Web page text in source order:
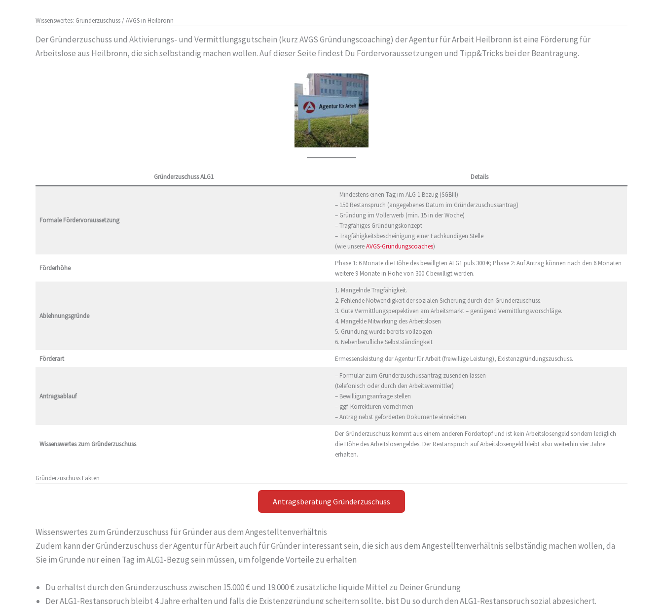
Wissenswertes: Gründerzuschuss / AVGS in Heilbronn
Der Gründerzuschuss und Aktivierungs- und Vermittlungsgutschein (kurz AVGS Gründungscoaching) der Agentur für Arbeit Heilbronn ist eine Förderung für
Arbeitslose aus Heilbronn, die sich selbständig machen wollen. Auf dieser Seite findest Du Fördervoraussetzungen und Tipp&Tricks bei der Beantragung.
Gründerzuschuss ALG1 Details
Formale Fördervoraussetzung
– Mindestens einen Tag im ALG 1 Bezug (SGBIII)
– 150 Restanspruch (angegebenes Datum im Gründerzuschussantrag)
– Gründung im Vollerwerb (min. 15 in der Woche)
– Tragfähiges Gründungskonzept
– Tragfähigkeitsbescheinigung einer Fachkundigen Stelle
(wie unsereAVGS-Gründungscoaches)
Förderhöhe
Phase 1: 6 Monate die Höhe des bewillgten ALG1 puls 300 €; Phase 2: Auf Antrag können nach den 6 Monaten
weitere 9 Monate in Höhe von 300 € bewilligt werden.
Ablehnungsgründe
1. Mangelnde Tragfähigkeit.
2. Fehlende Notwendigkeit der sozialen Sicherung durch den Gründerzuschuss.
3. Gute Vermittlungsperpektiven am Arbeitsmarkt – genügend Vermittlungsvorschläge.
4. Mangelde Mitwirkung des Arbeitslosen
5. Gründung wurde bereits vollzogen
6. Nebenberufliche Selbstständingkeit
Förderart
Ermessensleistung der Agentur für Arbeit (freiwillige Leistung), Existenzgründungszuschuss.
Antragsablauf
– Formular zum Gründerzuschussantrag zusenden lassen
(telefonisch oder durch den Arbeitsvermittler)
– Bewilligungsanfrage stellen
– ggf. Korrekturen vornehmen
– Antrag nebst geforderten Dokumente einreichen
Wissenswertes zum Gründerzuschuss
Der Gründerzuschuss kommt aus einem anderen Fördertopf und ist kein Arbeitslosengeld sondern lediglich
die Höhe des Arbeitslosengeldes. Der Restanspruch auf Arbeitslosengeld bleibt also weiterhin vier Jahre
erhalten.
Gründerzuschuss Fakten
Antragsberatung Gründerzuschuss
Wissenswertes zum Gründerzuschuss für Gründer aus dem Angestelltenverhältnis
Zudem kann der Gründerzuschuss der Agentur für Arbeit auch für Gründer interessant sein, die sich aus dem Angestelltenverhältnis selbständig machen wollen, da
Sie im Grunde nur einen Tag im ALG1-Bezug sein müssen, um folgende Vorteile zu erhalten
Du erhältst durch den Gründerzuschuss zwischen 15.000 € und 19.000 € zusätzliche liquide Mittel zu Deiner Gründung
Der ALG1-Restanspruch bleibt 4 Jahre erhalten und falls die Existenzgründung scheitern sollte, bist Du so durch den ALG1-Restanspruch sozial abgesichert.